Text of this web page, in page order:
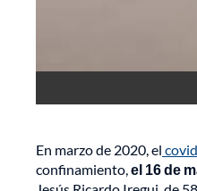
En marzo de 2020, el
confinamiento,el 16 de